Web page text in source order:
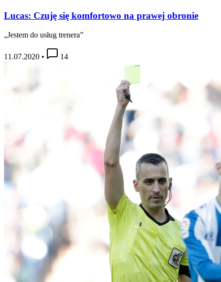
Lucas: Czuję się komfortowo na prawej obronie
„Jestem do usług trenera”
11.07.2020 • 14